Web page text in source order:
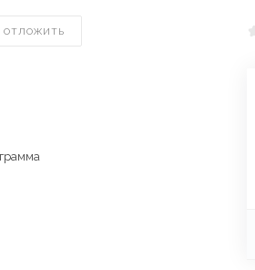
ОТЛОЖИТЬ